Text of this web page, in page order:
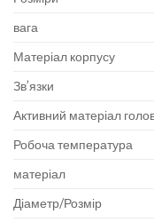
вага
Матеріал корпусу
Зв’язки
Активний матеріал
Робоча температура
матеріал
Діаметр/Розмір